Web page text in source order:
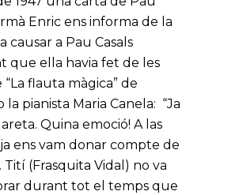
Enric ens informa de la
causar a Pau Casals
que ella havia fet de les
“La flauta màgica” de
pianista Maria Canela: “Ja
Quina emoció! A las
ens vam donar compte de
(Frasquita Vidal) no va
durant tot el temps que